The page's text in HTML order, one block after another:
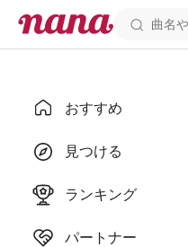
おすすめ
見つける
ランキング
パートナー